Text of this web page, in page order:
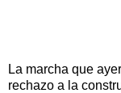
La marcha que
rechazo a la